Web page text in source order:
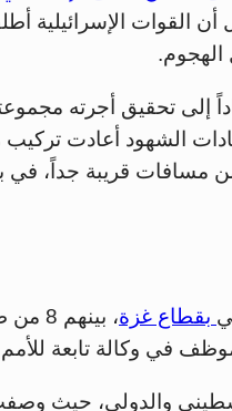
حيث أظهر التحليل أن القوات
إلى تحقيق أجرته
الشهود أعادت
مسافات قريبة جداً، في
بقطاع غزة
،
والدولي، حيث